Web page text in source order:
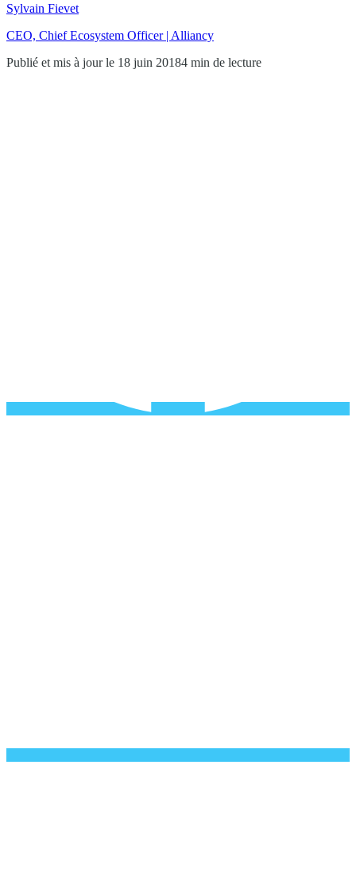
Sylvain Fievet
CEO, Chief Ecosystem Officer | Alliancy
Publié et mis à jour le 18 juin 20184 min de lecture